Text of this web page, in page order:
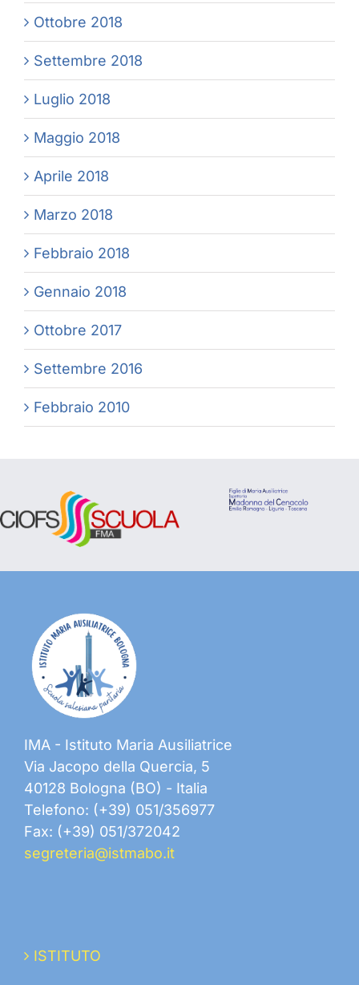
Ottobre 2018
Settembre 2018
Luglio 2018
Maggio 2018
Aprile 2018
Marzo 2018
Febbraio 2018
Gennaio 2018
Ottobre 2017
Settembre 2016
Febbraio 2010
IMA - Istituto Maria Ausiliatrice
Via Jacopo della Quercia, 5
40128 Bologna (BO) - Italia
Telefono: (+39) 051/356977
Fax: (+39) 051/372042
segreteria@istmabo.it
ISTITUTO